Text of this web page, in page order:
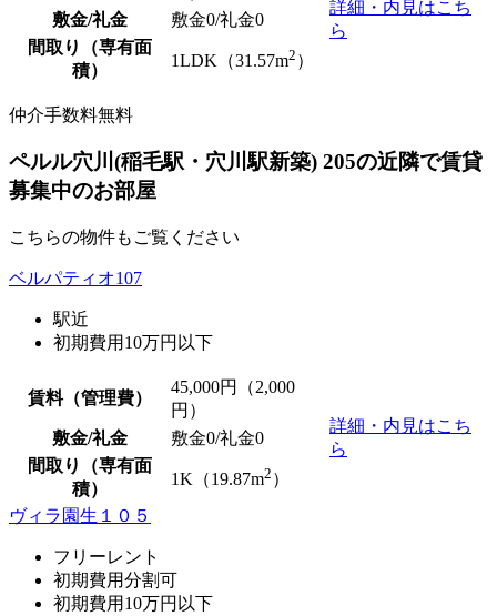
詳細・内見はこち
ら
敷金/礼金 敷金0/礼金0
間取り（専有面
積）
1LDK（31.57m2 ）
仲介手数料無料
ペルル穴川(稲毛駅・穴川駅新築) 205の近隣で賃貸
募集中のお部屋
こちらの物件もご覧ください
ベルパティオ107
駅近
初期費用10万円以下
賃料（管理費）
45,000円（2,000
円）
詳細・内見はこち
ら
敷金/礼金 敷金0/礼金0
間取り（専有面
積）
1K（19.87m2 ）
ヴィラ園生１０５
フリーレント
初期費用分割可
初期費用10万円以下